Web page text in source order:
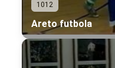
1012
Areto futbola